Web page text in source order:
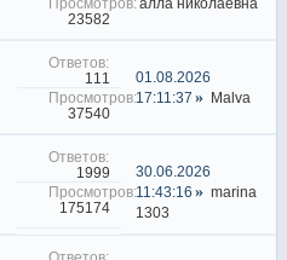
23582
алла николаевна
111
37540
01.08.2026
17:11:37
Malva
1999
175174
30.06.2026
11:43:16
marina
1303